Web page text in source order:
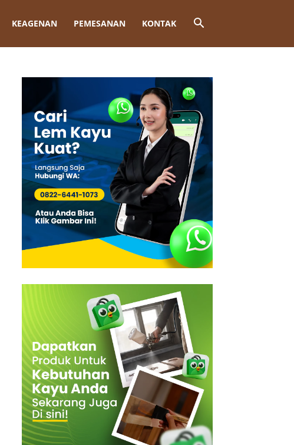
KEAGENAN PEMESANAN KONTAK